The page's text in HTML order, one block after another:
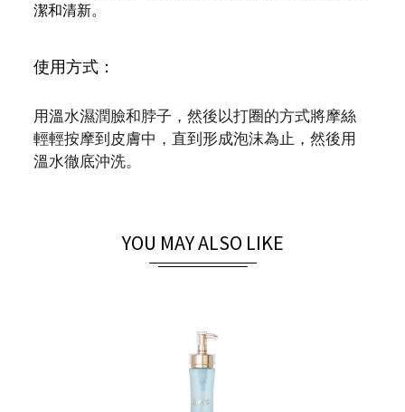
潔和清新。
使用方式：
用溫水濕潤臉和脖子，然後以打圈的方式將摩絲
輕輕按摩到皮膚中，直到形成泡沫為止，然後用
溫水徹底沖洗。
YOU MAY ALSO LIKE